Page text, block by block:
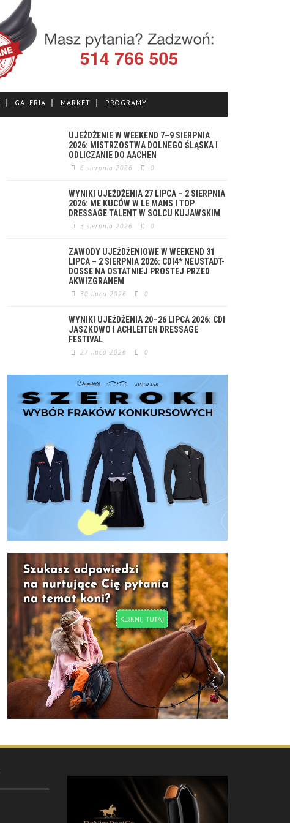
GALERIA MARKET PROGRAMY
UJEŻDŻENIE W WEEKEND 7–9 SIERPNIA
2026: MISTRZOSTWA DOLNEGO ŚLĄSKA I
ODLICZANIE DO AACHEN
6 sierpnia 2026 0
WYNIKI UJEŻDŻENIA 27 LIPCA – 2 SIERPNIA
2026: ME KUCÓW W LE MANS I TOP
DRESSAGE TALENT W SOLCU KUJAWSKIM
3 sierpnia 2026 0
ZAWODY UJEŻDŻENIOWE W WEEKEND 31
LIPCA – 2 SIERPNIA 2026: CDI4* NEUSTADT-
DOSSE NA OSTATNIEJ PROSTEJ PRZED
AKWIZGRANEM
30 lipca 2026 0
WYNIKI UJEŻDŻENIA 20–26 LIPCA 2026: CDI
JASZKOWO I ACHLEITEN DRESSAGE
FESTIVAL
27 lipca 2026 0